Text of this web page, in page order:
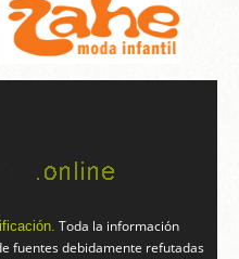
Toda la información
fuentes debidamente refutadas